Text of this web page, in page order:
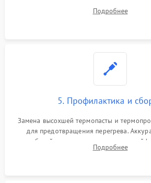
матрицы, замена неисправного
SSD или установка новых
Подробнее
5. Профилактика и
Замена высохшей термопасты и
для предотвращения перегрева.
кабелей, подключение хрупких
надежная фиксация всех элементов
Подробнее